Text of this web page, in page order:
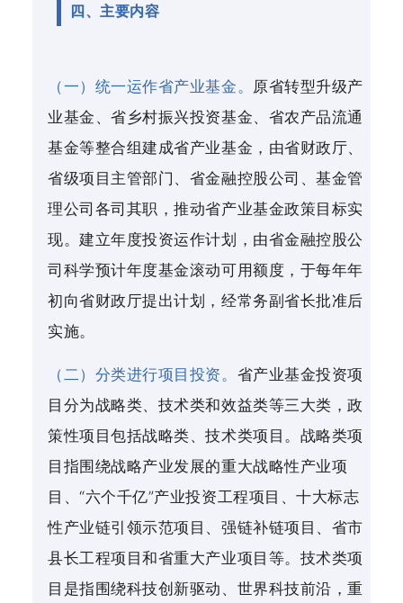
四、主要内容
（一）统一运作省产业基金。 原省转型升级产
业基金、省乡村振兴投资基金、省农产品流通
基金等整合组建成省产业基金，由省财政厅、
省级项目主管部门、省金融控股公司、基金管
理公司各司其职，推动省产业基金政策目标实
现。建立年度投资运作计划，由省金融控股公
司科学预计年度基金滚动可用额度，于每年年
初向省财政厅提出计划，经常务副省长批准后
实施。
（二）分类进行项目投资。 省产业基金投资项
目分为战略类、技术类和效益类等三大类，政
策性项目包括战略类、技术类项目。战略类项
目指围绕战略产业发展的重大战略性产业项
目、“六个千亿”产业投资工程项目、十大标志
性产业链引领示范项目、强链补链项目、省市
县长工程项目和省重大产业项目等。技术类项
目是指围绕科技创新驱动、世界科技前沿，重